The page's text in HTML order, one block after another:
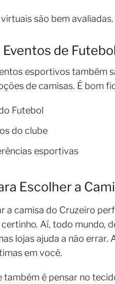
são bem
Eventos de Futebol
esportivos também
de camisas. É bom
Futebol
do clube
esportivas
Escolher a
a camisa do Cruzeiro
Aí, todo mundo,
lojas ajuda a não
em você.
é pensar no